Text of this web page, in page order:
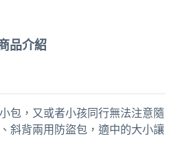
品介紹
包，又或者小孩同行無法注意隨
斜背兩用防盜包，適中的大小讓